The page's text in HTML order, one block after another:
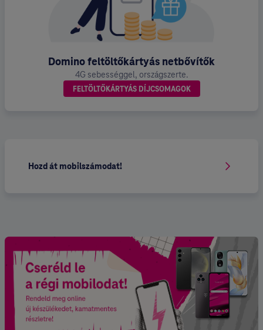
Domino feltöltőkártyás netbővítők
4G sebességgel, országszerte.
FELTÖLTŐKÁRTYÁS DÍJCSOMAGOK
Hozd át mobilszámodat!